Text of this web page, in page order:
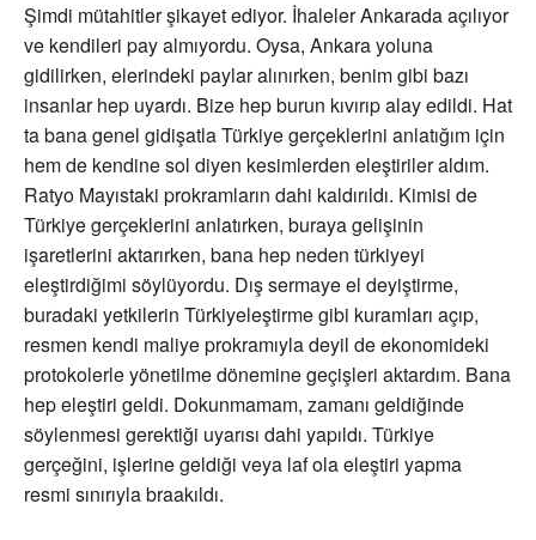
Şimdi mütahitler şikayet ediyor. İhaleler Ankarada açılıyor
ve kendileri pay almıyordu. Oysa, Ankara yoluna
gidilirken, elerindeki paylar alınırken, benim gibi bazı
insanlar hep uyardı. Bize hep burun kıvırıp alay edildi. Hat
ta bana genel gidişatla Türkiye gerçeklerini anlatığım için
hem de kendine sol diyen kesimlerden eleştiriler aldım.
Ratyo Mayıstaki prokramların dahi kaldırıldı. Kimisi de
Türkiye gerçeklerini anlatırken, buraya gelişinin
işaretlerini aktarırken, bana hep neden türkiyeyi
eleştirdiğimi söylüyordu. Dış sermaye el deyiştirme,
buradaki yetkilerin Türkiyeleştirme gibi kuramları açıp,
resmen kendi maliye prokramıyla deyil de ekonomideki
protokolerle yönetilme dönemine geçişleri aktardım. Bana
hep eleştiri geldi. Dokunmamam, zamanı geldiğinde
söylenmesi gerektiği uyarısı dahi yapıldı. Türkiye
gerçeğini, işlerine geldiği veya laf ola eleştiri yapma
resmi sınırıyla braakıldı.